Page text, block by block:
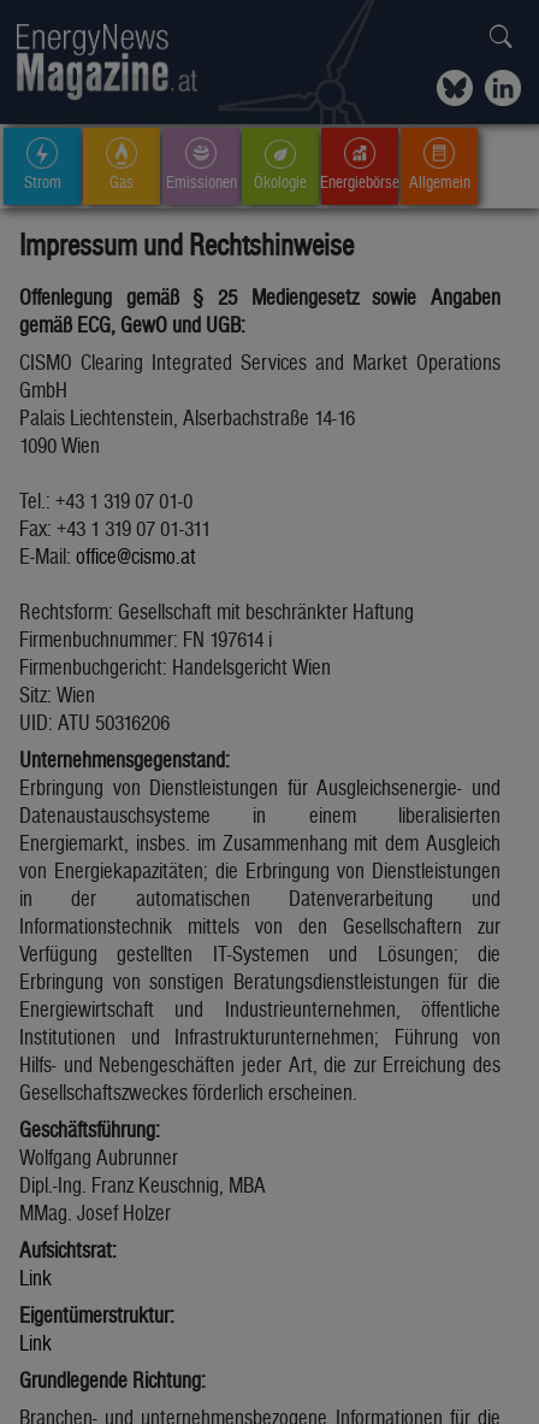
Strom Gas Emissionen Ökologie Energiebörse Allgemein
Impressum und Rechtshinweise
Offenlegung gemäß § 25 Mediengesetz sowie Angaben
gemäß ECG, GewO und UGB:
CISMO Clearing Integrated Services and Market Operations
GmbH
Palais Liechtenstein, Alserbachstraße 14-16
1090 Wien
Tel.: +43 1 319 07 01-0
Fax: +43 1 319 07 01-311
E-Mail: office@cismo.at
Rechtsform: Gesellschaft mit beschränkter Haftung
Firmenbuchnummer: FN 197614 i
Firmenbuchgericht: Handelsgericht Wien
Sitz: Wien
UID: ATU 50316206
Unternehmensgegenstand:
Erbringung von Dienstleistungen für Ausgleichsenergie- und
Datenaustauschsysteme in einem liberalisierten
Energiemarkt, insbes. im Zusammenhang mit dem Ausgleich
von Energiekapazitäten; die Erbringung von Dienstleistungen
in der automatischen Datenverarbeitung und
Informationstechnik mittels von den Gesellschaftern zur
Verfügung gestellten IT-Systemen und Lösungen; die
Erbringung von sonstigen Beratungsdienstleistungen für die
Energiewirtschaft und Industrieunternehmen, öffentliche
Institutionen und Infrastrukturunternehmen; Führung von
Hilfs- und Nebengeschäften jeder Art, die zur Erreichung des
Gesellschaftszweckes förderlich erscheinen.
Geschäftsführung:
Wolfgang Aubrunner
Dipl.-Ing. Franz Keuschnig, MBA
MMag. Josef Holzer
Aufsichtsrat:
Link
Eigentümerstruktur:
Link
Grundlegende Richtung:
Branchen- und unternehmensbezogene Informationen für die